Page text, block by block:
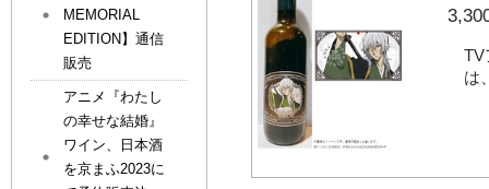
TV
は
MEMORIAL
EDITION】通信
販売
アニメ『わたし
の幸せな結婚』
ワイン、日本酒
を京まふ2023に